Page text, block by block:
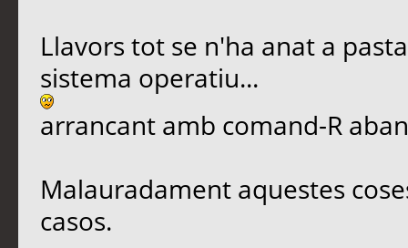
Llavors tot se n'ha anat a
sistema operatiu...
arrancant amb comand-R
Malauradament aquestes
casos.